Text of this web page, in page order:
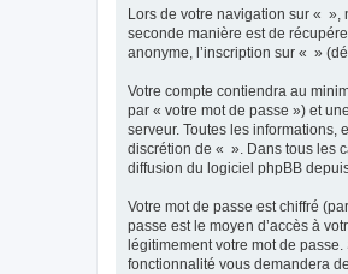
Lors de votre navigation sur «
seconde manière est de
anonyme, l’inscription sur « »
Votre compte contiendra au
par « votre mot de passe ») et
serveur. Toutes les informations,
discrétion de « ». Dans tous les
diffusion du logiciel phpBB
Votre mot de passe est chiffré
passe est le moyen d’accès à
légitimement votre mot de
fonctionnalité vous demandera